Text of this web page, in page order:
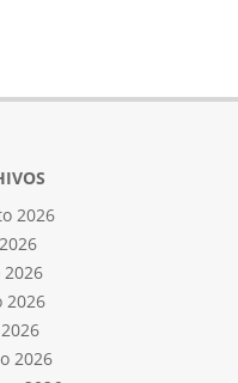
2026
2026
2026